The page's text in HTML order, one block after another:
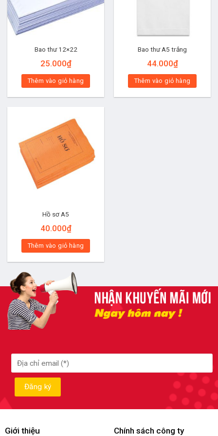
Bao thư 12×22
25.000₫
Thêm vào giỏ hàng
Bao thư A5 trắng
44.000₫
Thêm vào giỏ hàng
Hồ sơ A5
40.000₫
Thêm vào giỏ hàng
Giới thiệu Chính sách công ty